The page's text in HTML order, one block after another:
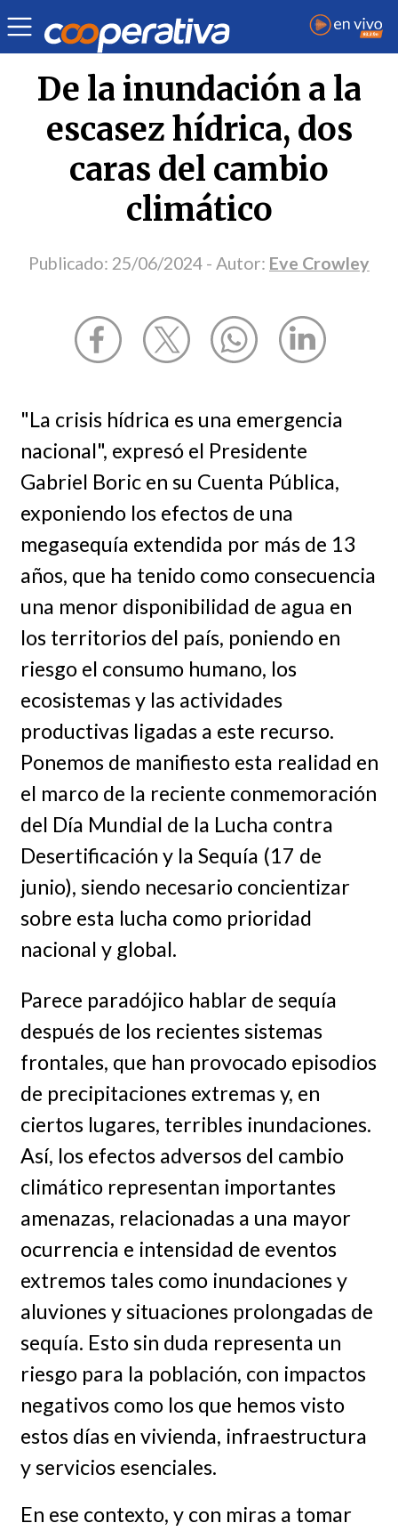
Opinión | Eve Crowley
De la inundación a la
escasez hídrica, dos
caras del cambio
climático
Publicado: 25/06/2024 - Autor: Eve Crowley
"La crisis hídrica es una emergencia
nacional", expresó el Presidente
Gabriel Boric en su Cuenta Pública,
exponiendo los efectos de una
megasequía extendida por más de 13
años, que ha tenido como consecuencia
una menor disponibilidad de agua en
los territorios del país, poniendo en
riesgo el consumo humano, los
ecosistemas y las actividades
productivas ligadas a este recurso.
Ponemos de manifiesto esta realidad en
el marco de la reciente conmemoración
del Día Mundial de la Lucha contra
Desertificación y la Sequía (17 de
junio), siendo necesario concientizar
sobre esta lucha como prioridad
nacional y global.
Parece paradójico hablar de sequía
después de los recientes sistemas
frontales, que han provocado episodios
de precipitaciones extremas y, en
ciertos lugares, terribles inundaciones.
Así, los efectos adversos del cambio
climático representan importantes
amenazas, relacionadas a una mayor
ocurrencia e intensidad de eventos
extremos tales como inundaciones y
aluviones y situaciones prolongadas de
sequía. Esto sin duda representa un
riesgo para la población, con impactos
negativos como los que hemos visto
estos días en vivienda, infraestructura
y servicios esenciales.
En ese contexto, y con miras a tomar